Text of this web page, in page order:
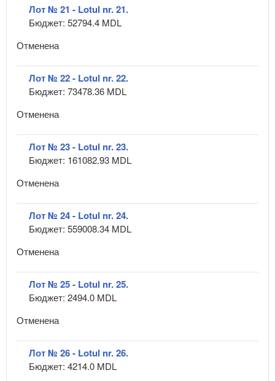
Лот № 21 - Lotul nr. 21.
Бюджет: 52794.4 MDL
Отменена
Лот № 22 - Lotul nr. 22.
Бюджет: 73478.36 MDL
Отменена
Лот № 23 - Lotul nr. 23.
Бюджет: 161082.93 MDL
Отменена
Лот № 24 - Lotul nr. 24.
Бюджет: 559008.34 MDL
Отменена
Лот № 25 - Lotul nr. 25.
Бюджет: 2494.0 MDL
Отменена
Лот № 26 - Lotul nr. 26.
Бюджет: 4214.0 MDL